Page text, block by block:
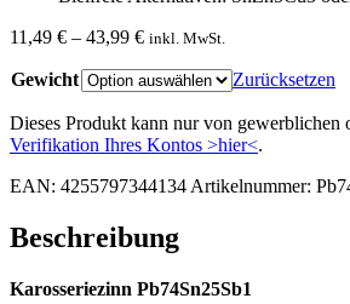
11,49 € – 43,99 €Preisspanne:
bis
inkl. MwSt.
Gewicht Zurücksetzen
Dieses Produkt kann nur von
Verifikation Ihres Kontos >hier<.
EAN: 4255797344134 Artikelnummer:
Beschreibung
Karosseriezinn Pb74Sn25Sb1